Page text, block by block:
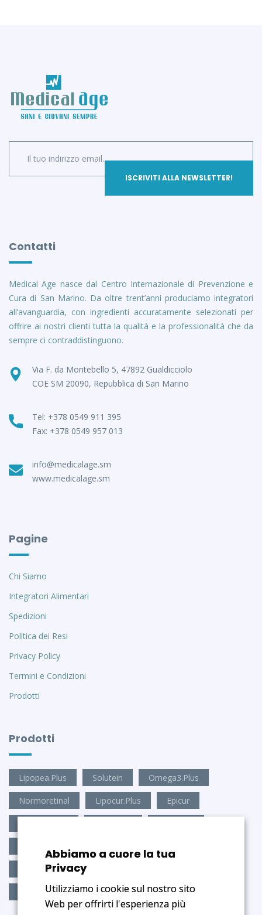
Contatti
Medical Age nasce dal Centro Internazionale di Prevenzione e
Cura di San Marino. Da oltre trent’anni produciamo integratori
all’avanguardia, con ingredienti accuratamente selezionati per
offrire ai nostri clienti tutta la qualità e la professionalità che da
sempre ci contraddistinguono.
Via F. da Montebello 5, 47892 Gualdicciolo
COE SM 20090, Repubblica di San Marino
Tel: +378 0549 911 395
Fax: +378 0549 957 013
info@medicalage.sm
www.medicalage.sm
Pagine
Chi Siamo
Integratori Alimentari
Spedizioni
Politica dei Resi
Privacy Policy
Termini e Condizioni
Prodotti
Prodotti
Lipopea.Plus Solutein Omega3.Plus
Normoretinal Lipocur.Plus Epicur
Depur.Dren-z3
Regular.Stips
Abbiamo a cuore la tua
Privacy
Utilizziamo i cookie sul nostro sito
Web per offrirti l'esperienza più